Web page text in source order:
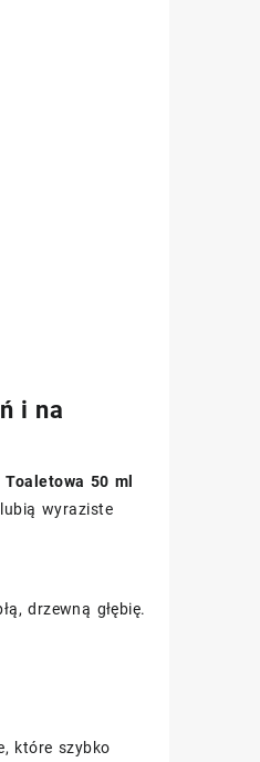
i na
50 ml
wyraziste
drzewną głębię.
które szybko